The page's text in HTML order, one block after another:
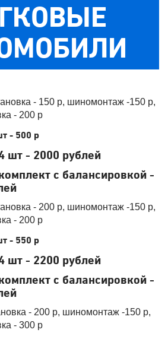
- 150 р, шиномонтаж -150 р,
- 200 р
- 500 р
шт - 2000 рублей
с балансировкой -
- 200 р, шиномонтаж -150 р,
- 200 р
- 550 р
шт - 2200 рублей
с балансировкой -
- 200 р, шиномонтаж -150 р,
- 300 р